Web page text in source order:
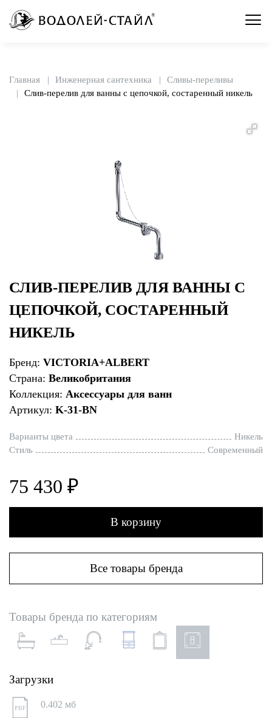
Главная Инженерная сантехника
Сливы-переливы
Слив-перелив для ванны с цепочкой, состаренный никель
СЛИВ-ПЕРЕЛИВ ДЛЯ ВАННЫ С
ЦЕПОЧКОЙ, СОСТАРЕННЫЙ
НИКЕЛЬ
Бренд: VICTORIA+ALBERT
Страна: Великобритания
Коллекция: Аксессуары для ванн
Артикул: K-31-BN
Варианты цвета
Никель
Стиль
Современный
75 430 ₽
В корзину
Все товары бренда
Товары бренда по категориям
Загрузки
PDF 0.402 мб